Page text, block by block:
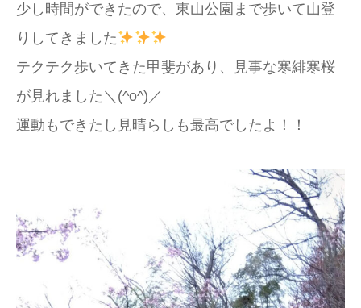
少し時間ができたので、東山公園まで歩いて山登
りしてきました
テクテク歩いてきた甲斐があり、見事な寒緋寒桜
が見れました＼(^o^)／
運動もできたし見晴らしも最高でしたよ！！